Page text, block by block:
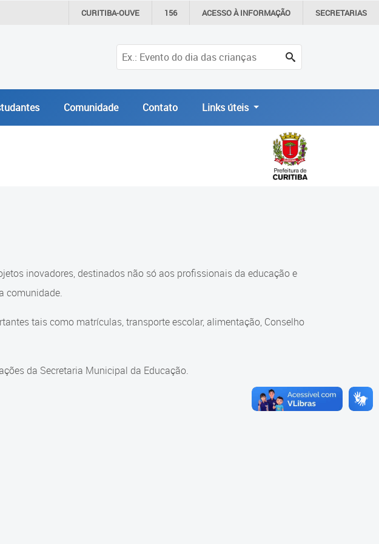
CURITIBA-OUVE 156 ACESSO ÀINFORMAÇÃO SECRETARIAS
Comunidade Contato Links úteis
inovadores, destinados não só aos profissionais da educação e
comunidade.
tais como matrículas, transporte escolar, alimentação, Conselho
da Secretaria Municipal da Educação.